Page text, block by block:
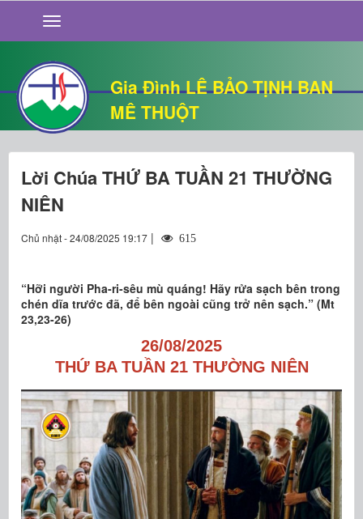
Gia Đình LÊ BẢO TỊNH BAN
MÊ THUỘT
GIỚI THIỆU
TIN TỨC
SỐNG ĐẠO
CHUYỆN NHÀ
QUÁN VĂN
THƯ GIÃN
Lời Chúa THỨ BA TUẦN 21 THƯỜNG
NIÊN
Chủ nhật - 24/08/2025 19:17 | 615
“Hỡi người Pha-ri-sêu mù quáng! Hãy rửa sạch bên trong
chén dĩa trước đã, để bên ngoài cũng trở nên sạch.” (Mt
23,23-26)
26/08/2025
THỨ BA TUẦN 21 THƯỜNG NIÊN